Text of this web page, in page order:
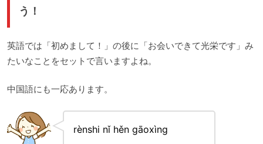
う！
英語では「初めまして！」の後に「お会いできて光栄です」み
たいなことをセットで言いますよね。
中国語にも一応あります。
rènshi nǐ hěn gāoxìng